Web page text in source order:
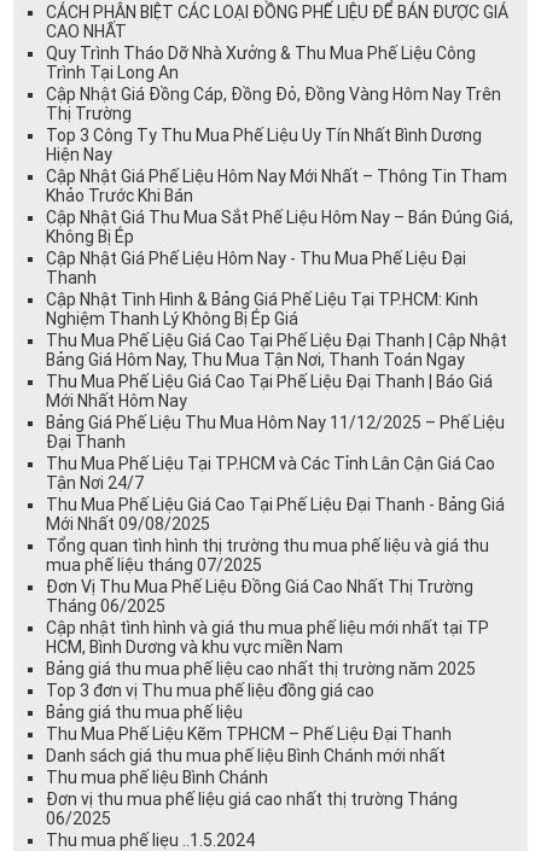
CÁCH PHÂN BIỆT CÁC LOẠI ĐỒNG PHẾ LIỆU ĐỂ BÁN ĐƯỢC GIÁ
CAO NHẤT
Quy Trình Tháo Dỡ Nhà Xưởng & Thu Mua Phế Liệu Công
Trình Tại Long An
Cập Nhật Giá Đồng Cáp, Đồng Đỏ, Đồng Vàng Hôm Nay Trên
Thị Trường
Top 3 Công Ty Thu Mua Phế Liệu Uy Tín Nhất Bình Dương
Hiện Nay
Cập Nhật Giá Phế Liệu Hôm Nay Mới Nhất – Thông Tin Tham
Khảo Trước Khi Bán
Cập Nhật Giá Thu Mua Sắt Phế Liệu Hôm Nay – Bán Đúng Giá,
Không Bị Ép
Cập Nhật Giá Phế Liệu Hôm Nay - Thu Mua Phế Liệu Đại
Thanh
Cập Nhật Tình Hình & Bảng Giá Phế Liệu Tại TP.HCM: Kinh
Nghiệm Thanh Lý Không Bị Ép Giá
Thu Mua Phế Liệu Giá Cao Tại Phế Liệu Đại Thanh | Cập Nhật
Bảng Giá Hôm Nay, Thu Mua Tận Nơi, Thanh Toán Ngay
Thu Mua Phế Liệu Giá Cao Tại Phế Liệu Đại Thanh | Báo Giá
Mới Nhất Hôm Nay
Bảng Giá Phế Liệu Thu Mua Hôm Nay 11/12/2025 – Phế Liệu
Đại Thanh
Thu Mua Phế Liệu Tại TP.HCM và Các Tỉnh Lân Cận Giá Cao
Tận Nơi 24/7
Thu Mua Phế Liệu Giá Cao Tại Phế Liệu Đại Thanh - Bảng Giá
Mới Nhất 09/08/2025
Tổng quan tình hình thị trường thu mua phế liệu và giá thu
mua phế liệu tháng 07/2025
Đơn Vị Thu Mua Phế Liệu Đồng Giá Cao Nhất Thị Trường
Tháng 06/2025
Cập nhật tình hình và giá thu mua phế liệu mới nhất tại TP
HCM, Bình Dương và khu vực miền Nam
Bảng giá thu mua phế liệu cao nhất thị trường năm 2025
Top 3 đơn vị Thu mua phế liệu đồng giá cao
Bảng giá thu mua phế liệu
Thu Mua Phế Liệu Kẽm TPHCM – Phế Liệu Đại Thanh
Danh sách giá thu mua phế liệu Bình Chánh mới nhất
Thu mua phế liệu Bình Chánh
Đơn vị thu mua phế liệu giá cao nhất thị trường Tháng
06/2025
Thu mua phế liẹu ..1.5.2024